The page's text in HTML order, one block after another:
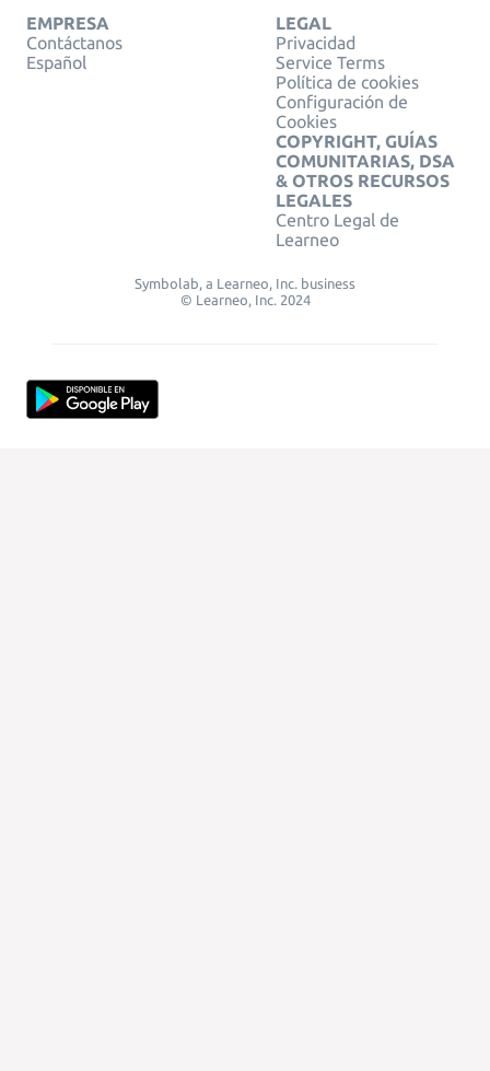
EMPRESA
Contáctanos
Español
LEGAL
Privacidad
Service Terms
Política de cookies
Configuración de
Cookies
COPYRIGHT, GUÍAS
COMUNITARIAS, DSA
& OTROS RECURSOS
LEGALES
Centro Legal de
Learneo
Symbolab, a Learneo, Inc. business
© Learneo, Inc. 2024